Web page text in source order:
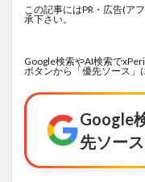
この記事にはPR・広告(ア
承下さい。
Google検索やAI検索で
ボタンから「優先ソース」
Google
先ソー